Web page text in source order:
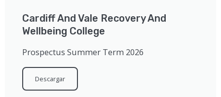
Cardiff And Vale Recovery And
Wellbeing College
Prospectus Summer Term 2026
Descargar